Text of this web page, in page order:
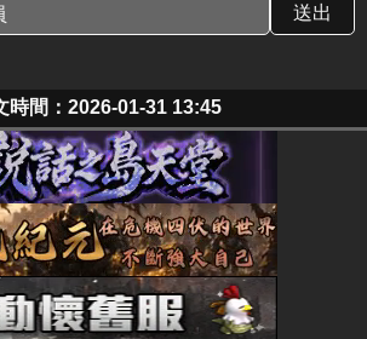
時間：2026-01-31 13:45